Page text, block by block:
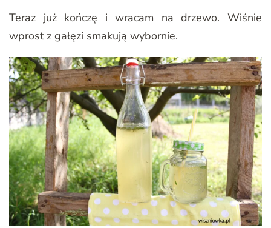
Teraz już kończę i wracam na drzewo. Wiśnie
wprost z gałęzi smakują wybornie.